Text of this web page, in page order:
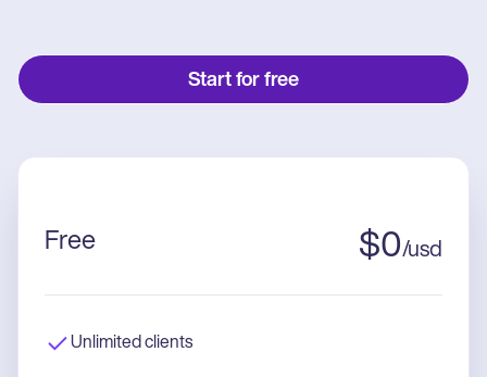
Start for free
Free $0/usd
Unlimited clients